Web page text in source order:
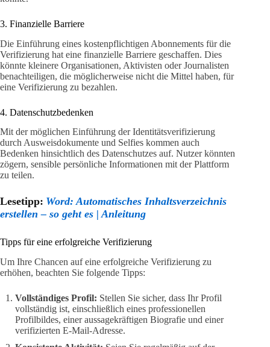
3. Finanzielle Barriere
Die Einführung eines kostenpflichtigen Abonnements für die
Verifizierung hat eine finanzielle Barriere geschaffen. Dies
könnte kleinere Organisationen, Aktivisten oder Journalisten
benachteiligen, die möglicherweise nicht die Mittel haben, für
eine Verifizierung zu bezahlen.
4. Datenschutzbedenken
Mit der möglichen Einführung der Identitätsverifizierung
durch Ausweisdokumente und Selfies kommen auch
Bedenken hinsichtlich des Datenschutzes auf. Nutzer könnten
zögern, sensible persönliche Informationen mit der Plattform
zu teilen.
Lesetipp: Word: Automatisches Inhaltsverzeichnis
erstellen – so geht es | Anleitung
Tipps für eine erfolgreiche Verifizierung
Um Ihre Chancen auf eine erfolgreiche Verifizierung zu
erhöhen, beachten Sie folgende Tipps:
Vollständiges Profil: Stellen Sie sicher, dass Ihr Profil
vollständig ist, einschließlich eines professionellen
Profilbildes, einer aussagekräftigen Biografie und einer
verifizierten E-Mail-Adresse.